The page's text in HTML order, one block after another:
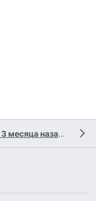
Последний раз редактировалась 3 месяца назад